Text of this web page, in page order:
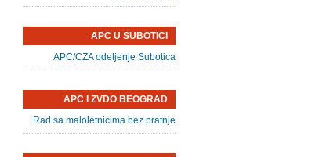
APC U SUBOTICI
APC/CZA odeljenje Subotica
APC I ZVDO BEOGRAD
Rad sa maloletnicima bez pratnje